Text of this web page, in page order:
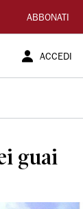
ABBONATI
ACCEDI
guai